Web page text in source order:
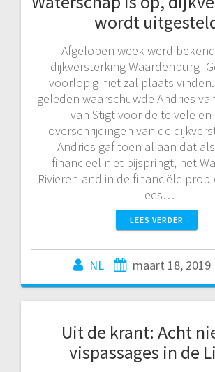
wordt
Afgelopen week werd
dijkversterking Waardenburg-
voorlopig niet zal plaats
geleden waarschuwde Andries
van Stigt voor de te vele en
overschrijdingen van de
Andries gaf toen al aan dat
financieel niet bijspringt, het
Rivierenland in de financiële
Lees…
LEES VERDER
NL maart 18, 2019
Uit de krant: Acht
vispassages in de